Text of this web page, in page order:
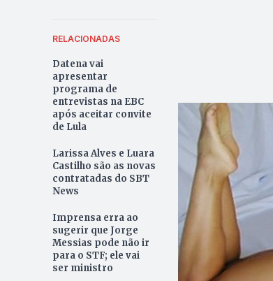
RELACIONADAS
Datena vai
apresentar
programa de
entrevistas na EBC
após aceitar convite
de Lula
Larissa Alves e Luara
Castilho são as novas
contratadas do SBT
News
Imprensa erra ao
sugerir que Jorge
Messias pode não ir
para o STF; ele vai
ser ministro